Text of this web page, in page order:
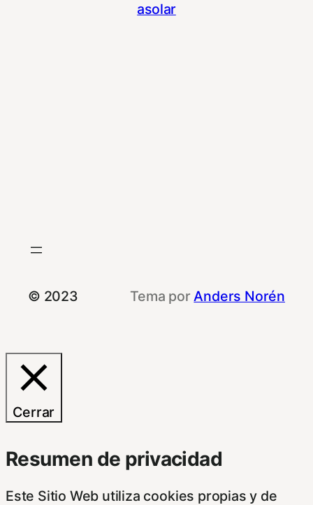
asolar
© 2023 Tema por Anders Norén
Cerrar
Resumen de privacidad
Este Sitio Web utiliza cookies propias y de